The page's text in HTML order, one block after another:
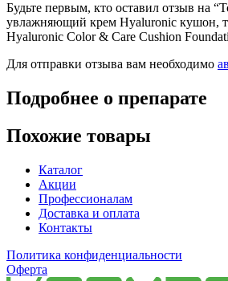
Будьте первым, кто оставил отзыв на
увлажняющий крем Hyaluronic кушон,
Hyaluronic Color & Care Cushion
Для отправки отзыва вам необходимо
Подробнее о препарате
Похожие товары
Каталог
Акции
Профессионалам
Доставка и оплата
Контакты
Политика конфиденциальности
Оферта